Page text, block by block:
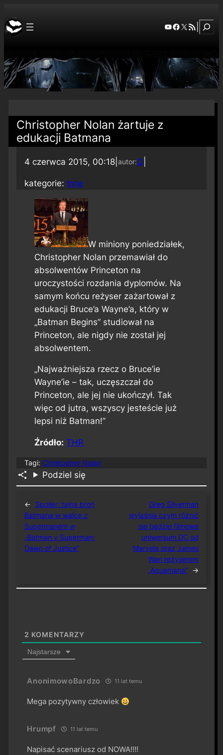
YouTube
Facebook
X RSS Feed
Christopher Nolan żartuje z
edukacji Batmana
4 czerwca 2015, 00:18| autor:Q
kategorie: Inne
W miniony poniedziałek,
Christopher Nolan przemawiał do
absolwentów Princeton na
uroczystości rozdania dyplomów. Na
samym końcu reżyser zażartował z
edukacji Bruce’a Wayne’a, który w
„Batman Begins” studiował na
Princeton, ale nigdy nie został jej
absolwentem.
„Najważniejsza rzecz o Bruce’ie
Wayne’ie – tak, uczęszczał do
Princeton, ale jej nie ukończył. Tak
więc od jutra, wszyscy jesteście już
lepsi niż Batman!”
Źródło: THR
Tagi: Christopher Nolan
Podziel się
←
Spoiler: tajna broń
Batmana w walce z
Supermanem w
„Batman v Superman:
Dawn of Justice”
Greg Silverman
wyjaśnia czym różnić
się będzie filmowe
uniwersum DC od
Marvela oraz James
Wan reżyserem
„Aquamana” →
2 KOMENTARZY
Najstarsze
AnonimowoBardzo 11 lat temu
Mega pozytywny człowiek
Hrumpf 11 lat temu
Napisać scenariusz od NOWA!!!!